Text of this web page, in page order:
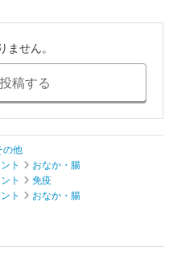
せん。
稿する
の他
ト
おなか・腸
ト
免疫
ト
おなか・腸